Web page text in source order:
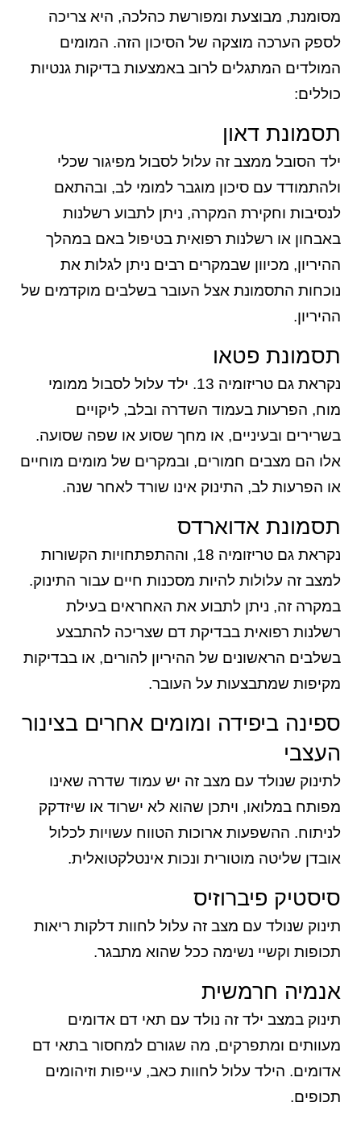
מסומנת, מבוצעת ומפורשת כהלכה, היא צריכה
לספק הערכה מוצקה של הסיכון הזה. המומים
המולדים המתגלים לרוב באמצעות בדיקות גנטיות
כוללים:
תסמונת דאון
ילד הסובל ממצב זה עלול לסבול מפיגור שכלי
ולהתמודד עם סיכון מוגבר למומי לב, ובהתאם
לנסיבות וחקירת המקרה, ניתן לתבוע רשלנות
באבחון או רשלנות רפואית בטיפול באם במהלך
ההיריון, מכיוון שבמקרים רבים ניתן לגלות את
נוכחות התסמונת אצל העובר בשלבים מוקדמים של
ההיריון.
תסמונת פטאו
נקראת גם טריזומיה 13. ילד עלול לסבול ממומי
מוח, הפרעות בעמוד השדרה ובלב, ליקויים
בשרירים ובעיניים, או מחך שסוע או שפה שסועה.
אלו הם מצבים חמורים, ובמקרים של מומים מוחיים
או הפרעות לב, התינוק אינו שורד לאחר שנה.
תסמונת אדוארדס
נקראת גם טריזומיה 18, וההתפתחויות הקשורות
למצב זה עלולות להיות מסכנות חיים עבור התינוק.
במקרה זה, ניתן לתבוע את האחראים בעילת
רשלנות רפואית בבדיקת דם שצריכה להתבצע
בשלבים הראשונים של ההיריון להורים, או בבדיקות
מקיפות שמתבצעות על העובר.
ספינה ביפידה ומומים אחרים בצינור
העצבי
לתינוק שנולד עם מצב זה יש עמוד שדרה שאינו
מפותח במלואו, ויתכן שהוא לא ישרוד או שיזדקק
לניתוח. ההשפעות ארוכות הטווח עשויות לכלול
אובדן שליטה מוטורית ונכות אינטלקטואלית.
סיסטיק פיברוזיס
תינוק שנולד עם מצב זה עלול לחוות דלקות ריאות
תכופות וקשיי נשימה ככל שהוא מתבגר.
אנמיה חרמשית
תינוק במצב ילד זה נולד עם תאי דם אדומים
מעוותים ומתפרקים, מה שגורם למחסור בתאי דם
אדומים. הילד עלול לחוות כאב, עייפות וזיהומים
תכופים.